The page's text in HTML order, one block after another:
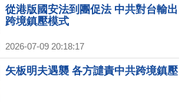
從港版國安法到團促法 中共對台輸出
跨境鎮壓模式
2026-07-09 20:18:17
矢板明夫遇襲 各方譴責中共跨境鎮壓